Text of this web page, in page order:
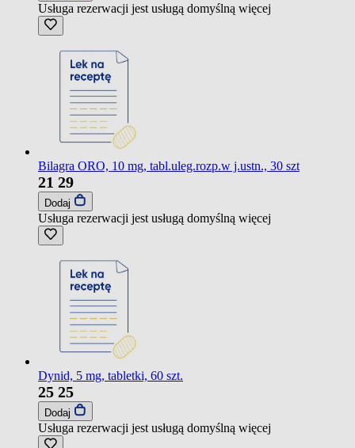
Usługa rezerwacji jest usługą domyślną więcej
Bilagra ORO, 10 mg, tabl.uleg.rozp.w j.ustn., 30 szt
21 29
Dodaj
Usługa rezerwacji jest usługą domyślną więcej
Dynid, 5 mg, tabletki, 60 szt.
25 25
Dodaj
Usługa rezerwacji jest usługą domyślną więcej